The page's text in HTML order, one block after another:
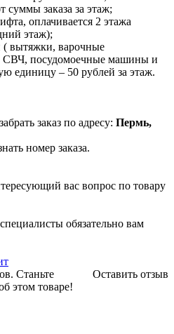
суммы заказа за этаж;
оплачивается 2 этажа
этаж);
вытяжки, варочные
СВЧ, посудомоечные машины и
единицу – 50 рублей за этаж.
заказ по адресу: Пермь,
номер заказа.
вас вопрос по товару
обязательно вам
Оставить отзыв
Станьте
этом товаре!